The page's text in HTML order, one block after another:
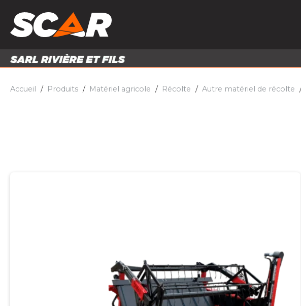
PIÈCES ET ACCESSOIRES
Accueil Produits Matériel agricole Récolte Autre matériel de récolte